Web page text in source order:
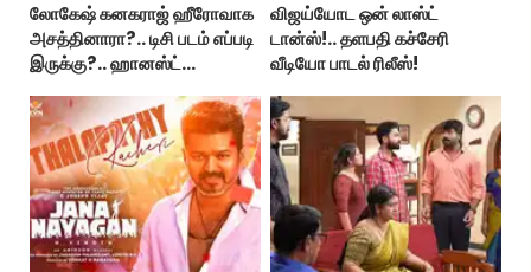
லோகேஷ் கனகராஜ் ஹீரோவாக
அசத்தினாரா?.. டிசி படம் எப்படி
இருக்கு?.. ஹானஸ்ட்
விஜய்யோட ஒன் லாஸ்ட்
டான்ஸ்!.. தளபதி கச்சேரி
வீடியோ பாடல் ரிலீஸ்!